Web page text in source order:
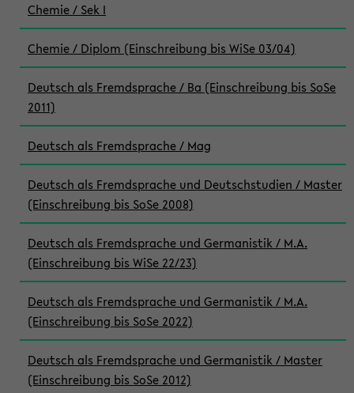
Chemie / Sek I
Chemie / Diplom (Einschreibung bis WiSe 03/04)
Deutsch als Fremdsprache / Ba (Einschreibung bis SoSe
2011)
Deutsch als Fremdsprache / Mag
Deutsch als Fremdsprache und Deutschstudien / Master
(Einschreibung bis SoSe 2008)
Deutsch als Fremdsprache und Germanistik / M.A.
(Einschreibung bis WiSe 22/23)
Deutsch als Fremdsprache und Germanistik / M.A.
(Einschreibung bis SoSe 2022)
Deutsch als Fremdsprache und Germanistik / Master
(Einschreibung bis SoSe 2012)